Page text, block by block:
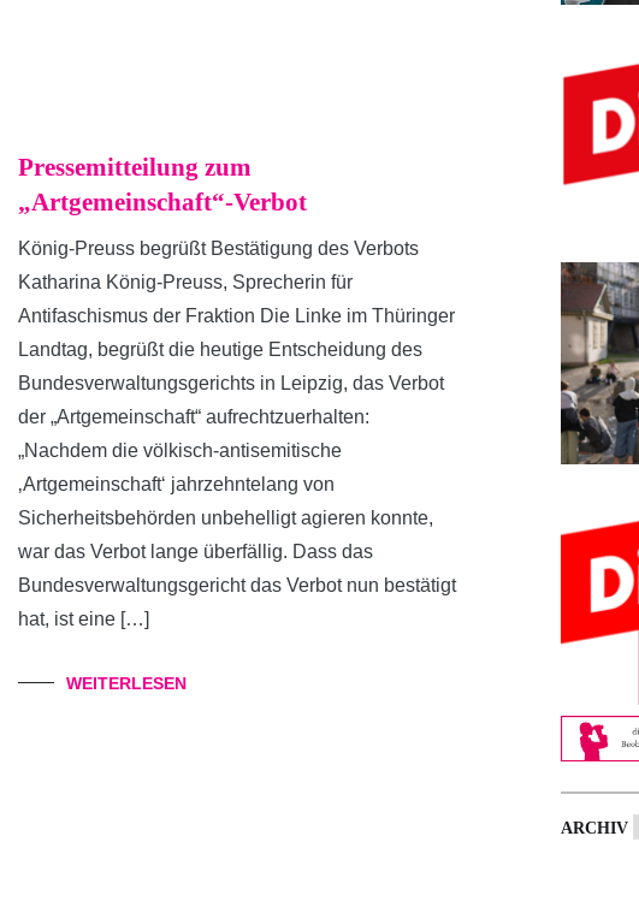
Pressemitteilung zum
„Artgemeinschaft“-Verbot
König-Preuss begrüßt Bestätigung des Verbots
Katharina König-Preuss, Sprecherin für
Antifaschismus der Fraktion Die Linke im Thüringer
Landtag, begrüßt die heutige Entscheidung des
Bundesverwaltungsgerichts in Leipzig, das Verbot
der „Artgemeinschaft“ aufrechtzuerhalten:
„Nachdem die völkisch-antisemitische
‚Artgemeinschaft‘ jahrzehntelang von
Sicherheitsbehörden unbehelligt agieren konnte,
war das Verbot lange überfällig. Dass das
Bundesverwaltungsgericht das Verbot nun bestätigt
hat, ist eine […]
WEITERLESEN
ARCHIV